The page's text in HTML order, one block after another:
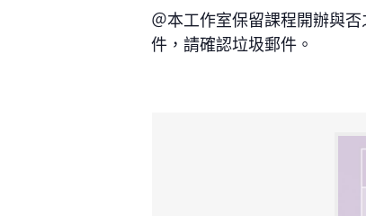
＠本工作室保留課程開辦與
件，請確認垃圾郵件。